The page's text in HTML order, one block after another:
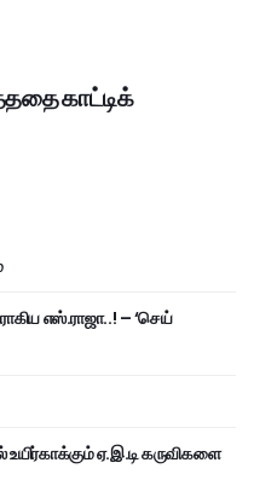
காட்டிக்
எஸ்.ராஜா..! – ‘செய்
ஏ.இ.டி கருவிகளை